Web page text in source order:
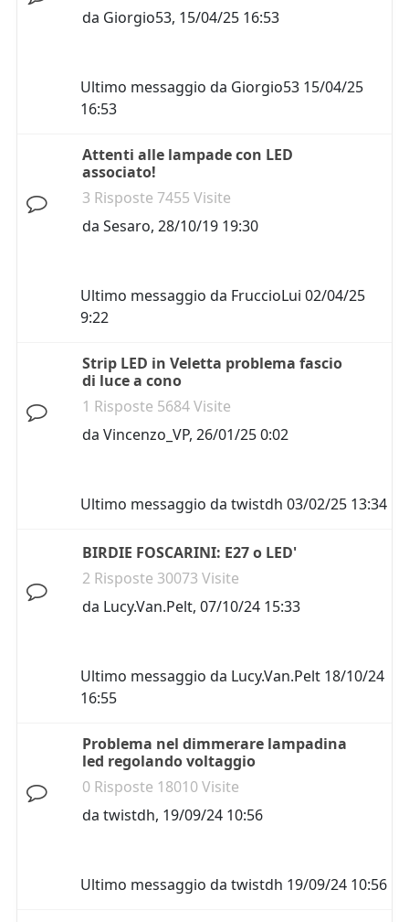
da Giorgio53, 15/04/25 16:53
Ultimo messaggio da Giorgio53 15/04/25
16:53
Attenti alle lampade con LED
associato!
3 Risposte 7455 Visite
da Sesaro, 28/10/19 19:30
Ultimo messaggio da FruccioLui 02/04/25
9:22
Strip LED in Veletta problema fascio
di luce a cono
1 Risposte 5684 Visite
da Vincenzo_VP, 26/01/25 0:02
Ultimo messaggio da twistdh 03/02/25 13:34
BIRDIE FOSCARINI: E27 o LED'
2 Risposte 30073 Visite
da Lucy.Van.Pelt, 07/10/24 15:33
Ultimo messaggio da Lucy.Van.Pelt 18/10/24
16:55
Problema nel dimmerare lampadina
led regolando voltaggio
0 Risposte 18010 Visite
da twistdh, 19/09/24 10:56
Ultimo messaggio da twistdh 19/09/24 10:56